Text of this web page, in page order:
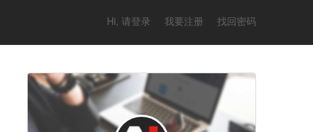
Hi, 请登录 我要注册 找回密码